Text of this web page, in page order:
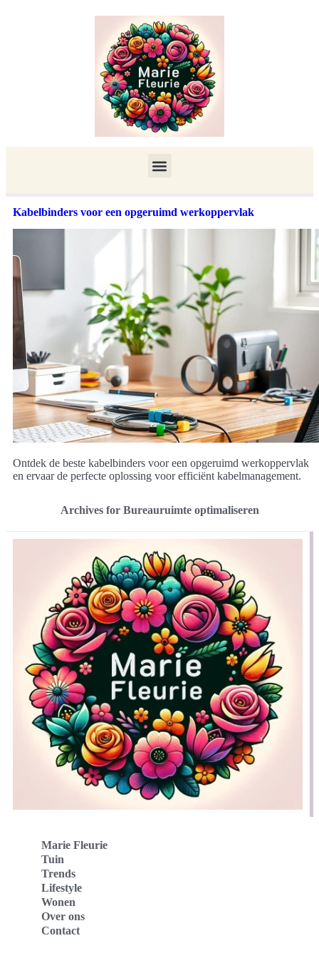
Kabelbinders voor een opgeruimd werkoppervlak
Ontdek de beste kabelbinders voor een opgeruimd werkoppervlak
en ervaar de perfecte oplossing voor efficiënt kabelmanagement.
Archives for Bureauruimte optimaliseren
Marie Fleurie
Tuin
Trends
Lifestyle
Wonen
Over ons
Contact